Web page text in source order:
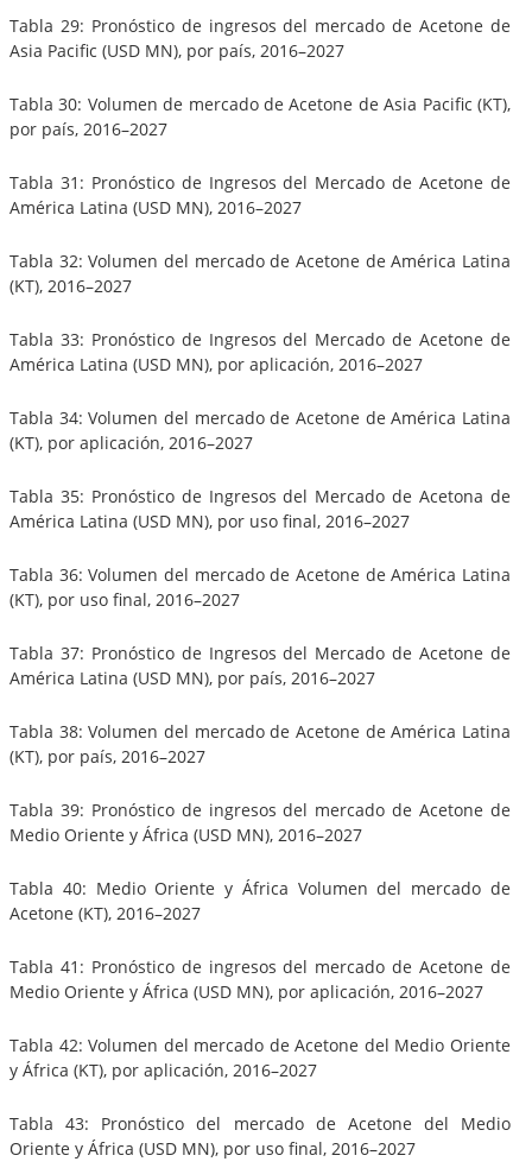
Tabla 29: Pronóstico de ingresos del mercado de Acetone de
Asia Pacific (USD MN), por país, 2016–2027
Tabla 30: Volumen de mercado de Acetone de Asia Pacific (KT),
por país, 2016–2027
Tabla 31: Pronóstico de Ingresos del Mercado de Acetone de
América Latina (USD MN), 2016–2027
Tabla 32: Volumen del mercado de Acetone de América Latina
(KT), 2016–2027
Tabla 33: Pronóstico de Ingresos del Mercado de Acetone de
América Latina (USD MN), por aplicación, 2016–2027
Tabla 34: Volumen del mercado de Acetone de América Latina
(KT), por aplicación, 2016–2027
Tabla 35: Pronóstico de Ingresos del Mercado de Acetona de
América Latina (USD MN), por uso final, 2016–2027
Tabla 36: Volumen del mercado de Acetone de América Latina
(KT), por uso final, 2016–2027
Tabla 37: Pronóstico de Ingresos del Mercado de Acetone de
América Latina (USD MN), por país, 2016–2027
Tabla 38: Volumen del mercado de Acetone de América Latina
(KT), por país, 2016–2027
Tabla 39: Pronóstico de ingresos del mercado de Acetone de
Medio Oriente y África (USD MN), 2016–2027
Tabla 40: Medio Oriente y África Volumen del mercado de
Acetone (KT), 2016–2027
Tabla 41: Pronóstico de ingresos del mercado de Acetone de
Medio Oriente y África (USD MN), por aplicación, 2016–2027
Tabla 42: Volumen del mercado de Acetone del Medio Oriente
y África (KT), por aplicación, 2016–2027
Tabla 43: Pronóstico del mercado de Acetone del Medio
Oriente y África (USD MN), por uso final, 2016–2027